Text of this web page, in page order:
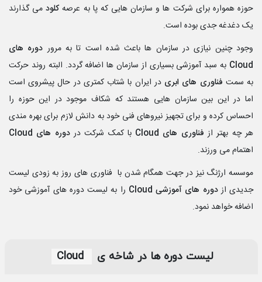
حوزه همواره برای شرکت ها و سازمان هایی که پا به عرصه کلودمی گذارند
یک دغدغه جدی بوده است.
وجود چنین نیازی در سازمان ها باعث شده است تا به مرور دوره های
Cloud به سبد آموزشی بسیاری از سازمان ها اضافه گردد. البته روند حرکت
به سمت فناوری های ابری در ایران با شتاب کمتری در حال پیشروی است
اما در این بین سازمان هایی هستند که شکاف موجود در این حوزه را
احساس کرده و برای تجهیز نیروهای فنی خود به دانش لازم برای بهره مندی
هر چه بهتر از فناوری های Cloud با کمک شرکت دردوره های Cloud
اهتمام می ورزند.
موسسه ارژنگ نیز در جهت همگام شدن با فناوری های روز به زودی لیست
جدیدی ازدوره های آموزشی Cloud را به لیست دوره های آموزشی خود
اضافه خواهد نمود.
لیست دوره‎ ها در شاخه‌ ی Cloud